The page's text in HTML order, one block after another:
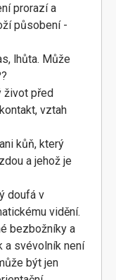
prorazí a
působení -
lhůta. Může
život před
vztah
kůň, který
a jehož je
doufá v
vidění.
bezbožníky a
a svévolník není
být jen